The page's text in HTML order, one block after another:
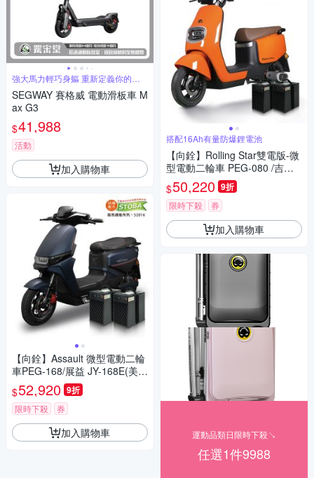
強大馬力輕巧身軀 重新定義你的騎
行體驗
SEGWAY 賽格威 電動滑板車 M
ax G3
$41,988
活動
加入購物車
【向銓】Assault 微型電動二輪
車PEG-168/展益 JY-168E(美家
園電動車+鋰電池X2顆)
$52,920 9折
限時下殺 券
加入購物車
搭配16Ah有量防爆鋰電池
【向銓】Rolling Star雙電版-微
型電動二輪車 PEG-080 /吉立
M01(吉立電動車+鋰電池X2顆)
$50,220 9折
限時下殺 券
加入購物車
運動品類日限時下殺↘
任選1件9988